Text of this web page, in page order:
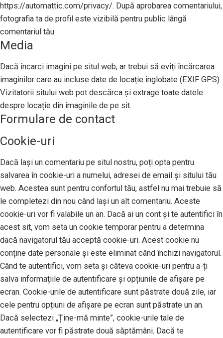
https://automattic.com/privacy/. După aprobarea comentariului,
fotografia ta de profil este vizibilă pentru public lângă
comentariul tău.
Media
Dacă încarci imagini pe situl web, ar trebui să eviți încărcarea
imaginilor care au incluse date de locație înglobate (EXIF GPS).
Vizitatorii sitului web pot descărca și extrage toate datele
despre locație din imaginile de pe sit.
Formulare de contact
Cookie-uri
Dacă lași un comentariu pe situl nostru, poți opta pentru
salvarea în cookie-uri a numelui, adresei de email și sitului tău
web. Acestea sunt pentru confortul tău, astfel nu mai trebuie să
le completezi din nou când lași un alt comentariu. Aceste
cookie-uri vor fi valabile un an. Dacă ai un cont și te autentifici în
acest sit, vom seta un cookie temporar pentru a determina
dacă navigatorul tău acceptă cookie-uri. Acest cookie nu
conține date personale și este eliminat când închizi navigatorul.
Când te autentifici, vom seta și câteva cookie-uri pentru a-ți
salva informațiile de autentificare și opțiunile de afișare pe
ecran. Cookie-urile de autentificare sunt păstrate două zile, iar
cele pentru opțiuni de afișare pe ecran sunt păstrate un an.
Dacă selectezi „Ține-mă minte”, cookie-urile tale de
autentificare vor fi păstrate două săptămâni. Dacă te